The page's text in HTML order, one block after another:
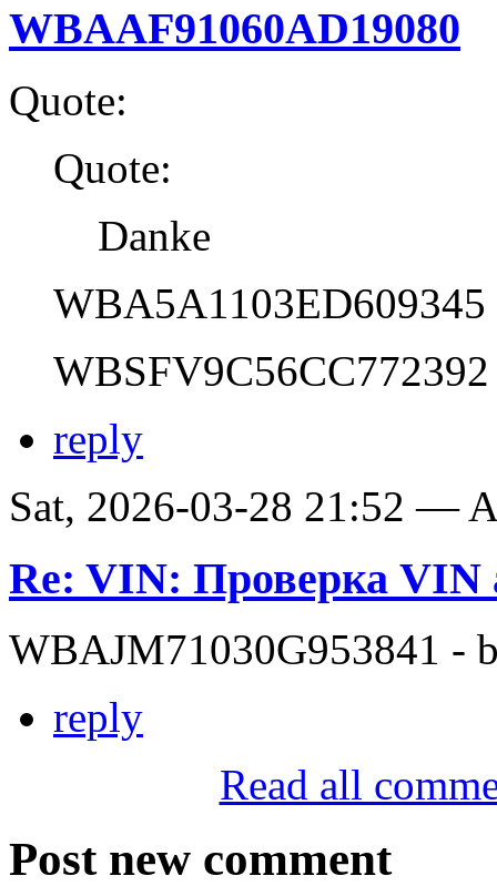
WBAAF91060AD19080
Quote:
Quote:
Danke
WBA5A1103ED609345
WBSFV9C56CC772392
reply
Sat, 2026-03-28 21:52 —
Re: VIN: Проверка VIN
WBAJM71030G953841 -
reply
Read all
Post new comment